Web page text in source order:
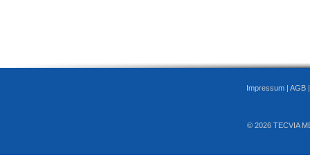
Impressum | AGB
© 2026 TECVIA